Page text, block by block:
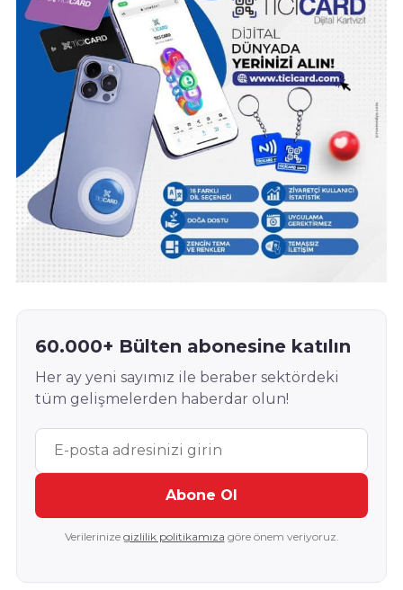
60.000+ Bülten abonesine katılın
Her ay yeni sayımız ile beraber sektördeki
tüm gelişmelerden haberdar olun!
Abone Ol
Verilerinize gizlilik politikamıza göre önem veriyoruz.